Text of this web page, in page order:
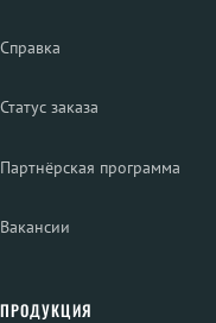
Справка
Статус заказа
Партнёрская программа
Вакансии
ПРОДУКЦИЯ